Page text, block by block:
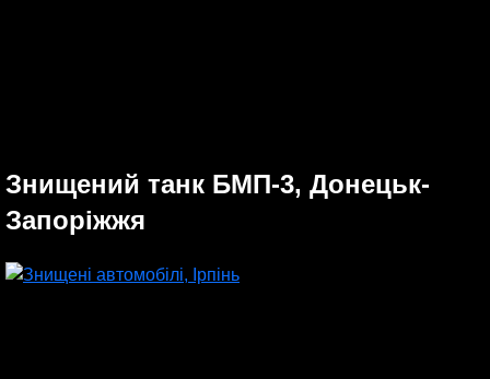
Знищений танк БМП-3, Донецьк-
Запоріжжя